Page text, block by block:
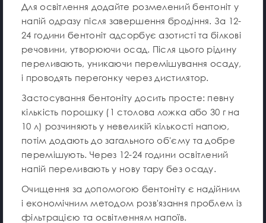
Для освітлення додайте розмелений бентоніт у
напій одразу після завершення бродіння. За 12-
24 години бентоніт адсорбує азотисті та білкові
речовини, утворюючи осад. Після цього рідину
переливають, уникаючи перемішування осаду,
і проводять перегонку через дистилятор.
Застосування бентоніту досить просте: певну
кількість порошку (1 столова ложка або 30 г на
10 л) розчиняють у невеликій кількості напою,
потім додають до загального об'єму та добре
перемішують. Через 12-24 години освітлений
напій переливають у нову тару без осаду.
Очищення за допомогою бентоніту є надійним
і економічним методом розв'язання проблем із
фільтрацією та освітленням напоїв.